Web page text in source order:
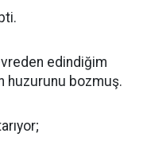
edindiğim
huzurunu bozmuş.